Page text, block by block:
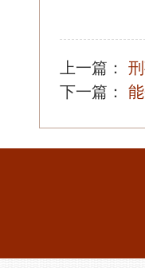
上一篇：
下一篇：